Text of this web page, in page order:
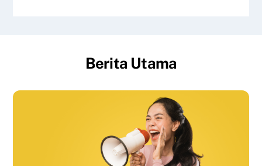
Berita Utama